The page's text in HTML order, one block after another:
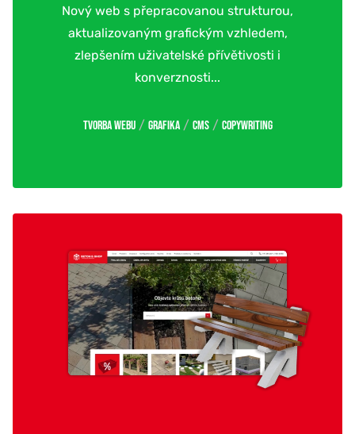
Nový web s přepracovanou strukturou,
aktualizovaným grafickým vzhledem,
zlepšením uživatelské přívětivosti i
konverznosti...
Tvorba webu / Grafika / CMS / Copywriting